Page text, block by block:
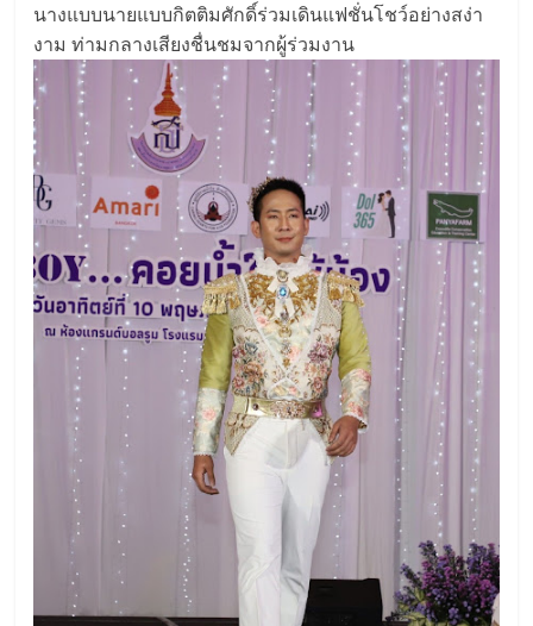
นางแบบนายแบบกิตติมศักดิ์ร่วมเดินแฟชั่นโชว์อย่างสง่า
งาม ท่ามกลางเสียงชื่นชมจากผู้ร่วมงาน